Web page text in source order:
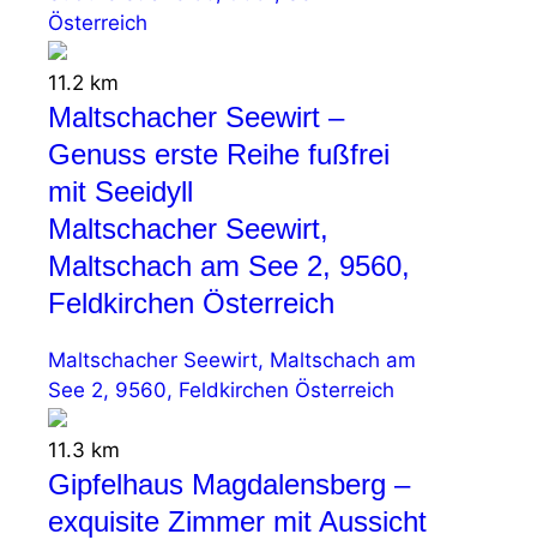
Österreich
11.2 km
Maltschacher Seewirt –
Genuss erste Reihe fußfrei
mit Seeidyll
Maltschacher Seewirt,
Maltschach am See 2, 9560,
Feldkirchen Österreich
Maltschacher Seewirt, Maltschach am
See 2, 9560, Feldkirchen Österreich
11.3 km
Gipfelhaus Magdalensberg –
exquisite Zimmer mit Aussicht